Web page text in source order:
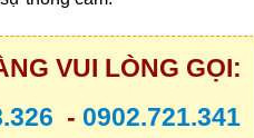
VUI LÒNG GỌI:
- 0902.721.341